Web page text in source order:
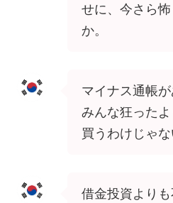
せに、今さら
か。
マイナス通帳が
みんな狂った
買うわけじゃな
借金投資より